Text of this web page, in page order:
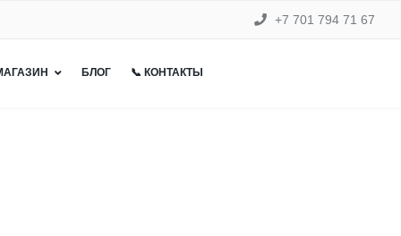
+7 701 794 71 67
БЛОГ 📞 КОНТАКТЫ